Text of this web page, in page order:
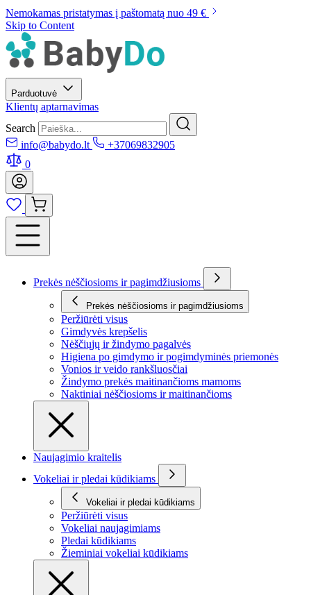
Nemokamas pristatymas į paštomatą nuo 49 €
Skip to Content
Parduotuvė
Klientų aptarnavimas
Search
info@babydo.lt
+37069832905
0
Prekės nėščiosioms ir pagimdžiusioms
Prekės nėščiosioms ir pagimdžiusioms
Peržiūrėti visus
Gimdyvės krepšelis
Nėščiųjų ir žindymo pagalvės
Higiena po gimdymo ir pogimdyminės priemonės
Vonios ir veido rankšluosčiai
Žindymo prekės maitinančioms mamoms
Naktiniai nėščiosioms ir maitinančioms
Naujagimio kraitelis
Vokeliai ir pledai kūdikiams
Vokeliai ir pledai kūdikiams
Peržiūrėti visus
Vokeliai naujagimiams
Pledai kūdikiams
Žieminiai vokeliai kūdikiams